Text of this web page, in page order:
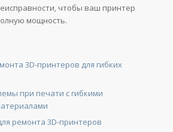
чтобы ваш принтер
мощность.
3D-принтеров для гибких
при печати с гибкими
ремонта 3D-принтеров